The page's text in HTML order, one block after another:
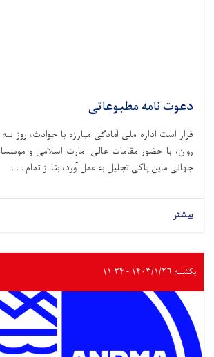
دعوت نامه مطبوعاتی
روان، با حضور مقامات عالی امارت اسلامی و
جهانی ماین پاکی تجلیل به عمل آورد، بنا از تمام . . .
بیشتر
یکشنبه ۱۴۰۳/۱/۲۶ - ۱۱:۳۴